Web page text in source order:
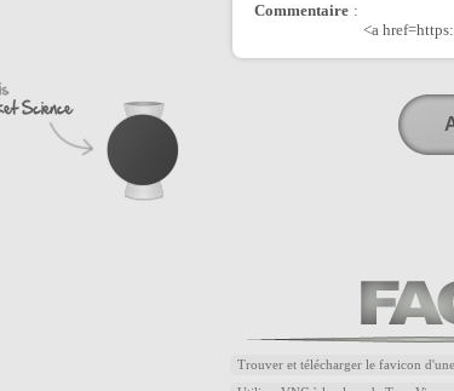
Commentaire :
<a
Trouver et télécharger le favicon